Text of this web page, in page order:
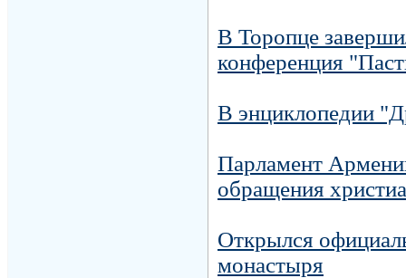
В Торопце
конференция
В энциклопедии
Парламент
обращения
Открылся
монастыря